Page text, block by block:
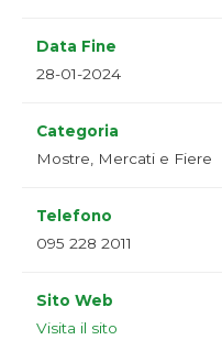
Data Fine
28-01-2024
Categoria
Mostre, Mercati e Fiere
Telefono
095 228 2011
Sito Web
Visita il sito